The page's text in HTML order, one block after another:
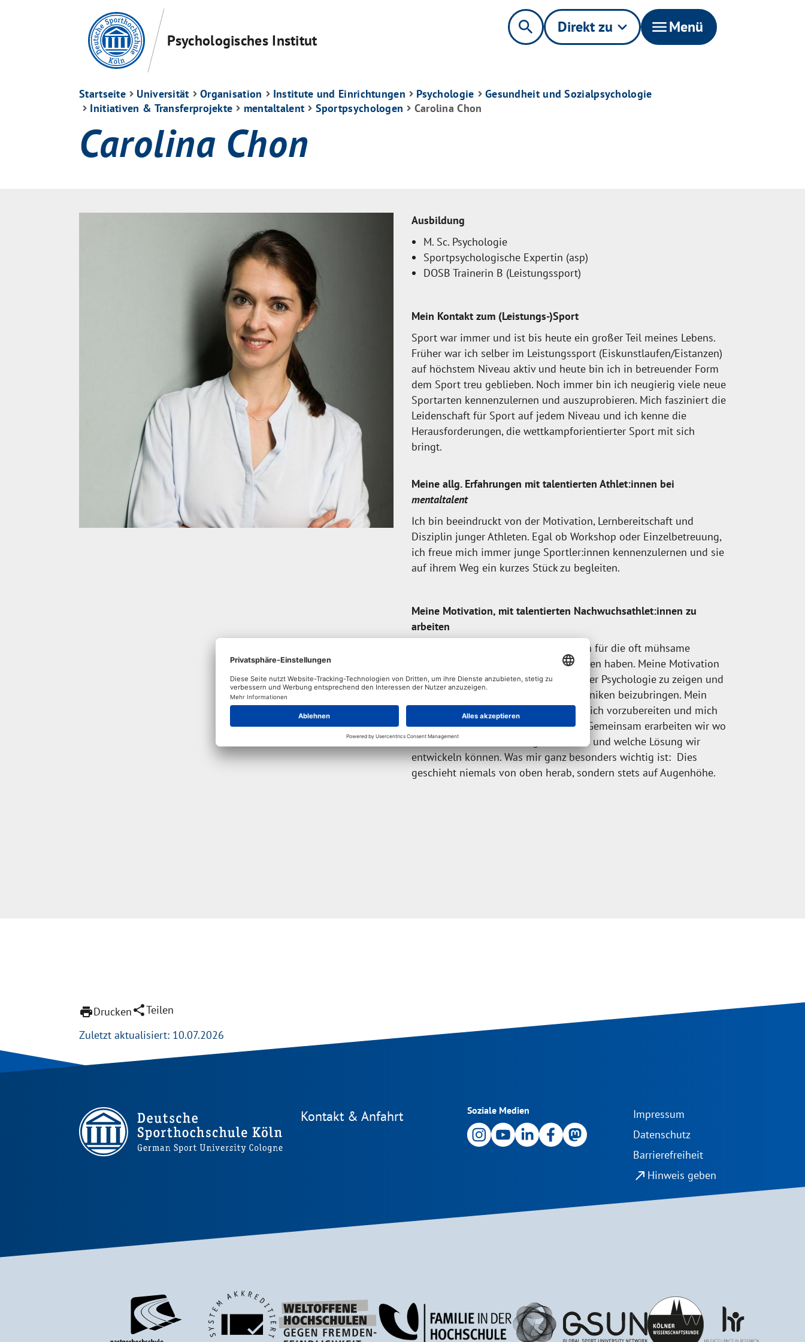
Psychologisches Institut
search Direkt zu keyboard_arrow_down menuMenü
Startseite Universität Organisation Institute und Einrichtungen Psychologie
Gesundheit und Sozialpsychologie
Initiativen & Transferprojekte
mentaltalent Sportpsychologen Carolina Chon
Carolina Chon
Ausbildung
M. Sc. Psychologie
Sportpsychologische Expertin (asp)
DOSB Trainerin B (Leistungssport)
Mein Kontakt zum (Leistungs-)Sport
Sport war immer und ist bis heute ein großer Teil meines Lebens.
Früher war ich selber im Leistungssport (Eiskunstlaufen/Eistanzen)
auf höchstem Niveau aktiv und heute bin ich in betreuender Form
dem Sport treu geblieben. Noch immer bin ich neugierig viele neue
Sportarten kennenzulernen und auszuprobieren. Mich fasziniert die
Leidenschaft für Sport auf jedem Niveau und ich kenne die
Herausforderungen, die wettkampforientierter Sport mit sich
bringt.
Meine allg. Erfahrungen mit talentierten Athlet:innen bei
mentaltalent
Ich bin beeindruckt von der Motivation, Lernbereitschaft und
Disziplin junger Athleten. Egal ob Workshop oder Einzelbetreuung,
ich freue mich immer junge Sportler:innen kennenzulernen und sie
auf ihrem Weg ein kurzes Stück zu begleiten.
Meine Motivation, mit talentierten Nachwuchsathlet:innen zu
arbeiten
Mich begeistern junge Talente, die sich für die oft mühsame
Laufbahn im Leistungssport entschieden haben. Meine Motivation
ist es dabei Ihnen die Möglichkeiten der Psychologie zu zeigen und
individuell abgestimmte mentale Techniken beizubringen. Mein
Ziel ist es die Sportler:innen bestmöglich vorzubereiten und mich
dabei langfristig „unnütz“ zu machen. Gemeinsam erarbeiten wir wo
die individuellen Schwierigkeiten sind und welche Lösung wir
entwickeln können. Was mir ganz besonders wichtig ist: Dies
geschieht niemals von oben herab, sondern stets auf Augenhöhe.
printDruckenshareTeilen
Zuletzt aktualisiert: 10.07.2026
Kontakt & Anfahrt Soziale Medien
Impressum
Datenschutz
Barrierefreiheit
north_east Hinweis geben